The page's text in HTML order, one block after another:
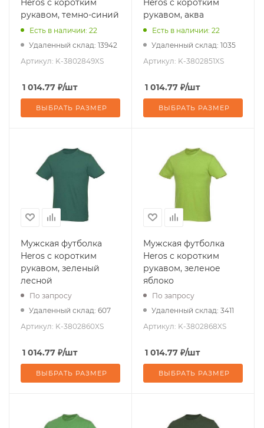
Heros с коротким
рукавом, темно-синий
Есть в наличии: 22
Удаленный склад: 13942
Артикул: K-3802849XS
1 014.77 ₽/шт
ВЫБРАТЬ РАЗМЕР
Heros с коротким
рукавом, аква
Есть в наличии: 22
Удаленный склад: 1035
Артикул: K-3802851XS
1 014.77 ₽/шт
ВЫБРАТЬ РАЗМЕР
Мужская футболка
Heros с коротким
рукавом, зеленый
лесной
По запросу
Удаленный склад: 607
Артикул: K-3802860XS
1 014.77 ₽/шт
ВЫБРАТЬ РАЗМЕР
Мужская футболка
Heros с коротким
рукавом, зеленое
яблоко
По запросу
Удаленный склад: 3411
Артикул: K-3802868XS
1 014.77 ₽/шт
ВЫБРАТЬ РАЗМЕР